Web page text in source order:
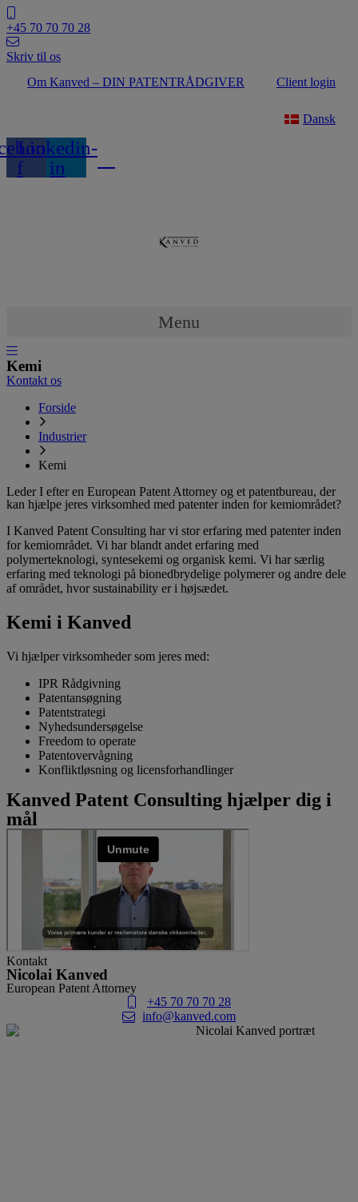
Videre
til
indhold
+45 70 70 70 28
Skriv til os
Om Kanved – DIN PATENTRÅDGIVER
Client login
Dansk
f
Linkedin-
in
Menu
Kemi
Kontakt os
Forside
Industrier
Kemi
Leder I efter en European Patent Attorney og et patentbureau, der
kan hjælpe jeres virksomhed med patenter inden for kemiområdet?
I Kanved Patent Consulting har vi stor erfaring med patenter inden
for kemiområdet. Vi har blandt andet erfaring med
polymerteknologi, syntesekemi og organisk kemi. Vi har særlig
erfaring med teknologi på bionedbrydelige polymerer og andre dele
af området, hvor sustainability er i højsædet.
Kemi i Kanved
Vi hjælper virksomheder som jeres med:
IPR Rådgivning
Patentansøgning
Patentstrategi
Nyhedsundersøgelse
Freedom to operate
Patentovervågning
Konfliktløsning og licensforhandlinger
Kanved Patent Consulting hjælper dig i
mål
Kontakt
Nicolai Kanved
European Patent Attorney
+45 70 70 70 28
info@kanved.com